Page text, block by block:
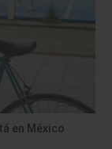
en México